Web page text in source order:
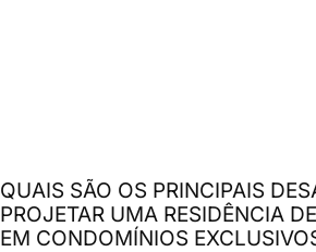
QUAIS SÃO OS PRINCIPAIS
PROJETAR UMA RESIDÊNCIA
EM CONDOMÍNIOS